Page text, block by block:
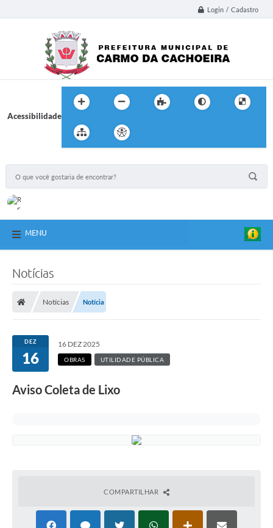
Login / Cadastro
Acessibilidade
MENU
Notícias
Notícias Notícia
DEZ
16
16 DEZ 2025
OBRAS UTILIDADE PÚBLICA
Aviso Coleta de Lixo
COMPARTILHAR